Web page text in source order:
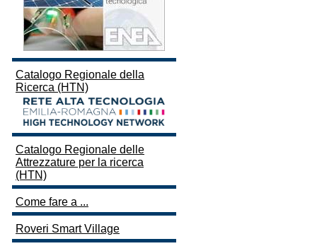
Catalogo Regionale della
Ricerca (HTN)
Catalogo Regionale delle
Attrezzature per la ricerca
(HTN)
Come fare a ...
Roveri Smart Village